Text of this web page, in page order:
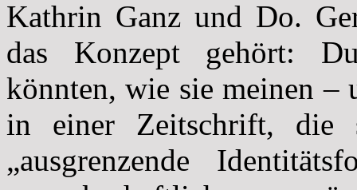
Kathrin Ganz und Do.
das Konzept gehört:
könnten, wie sie meinen –
in einer Zeitschrift,
„ausgrenzende